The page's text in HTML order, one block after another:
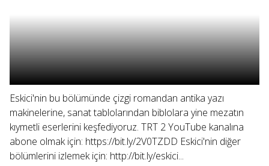
Eskici'nin bu bölümünde çizgi romandan antika yazı
makinelerine, sanat tablolarından biblolara yine mezatın
kıymetli eserlerini keşfediyoruz. TRT 2 YouTube kanalına
abone olmak için: https://bit.ly/2V0TZDD Eskici'nin diğer
bölümlerini izlemek için: http://bit.ly/eskici...